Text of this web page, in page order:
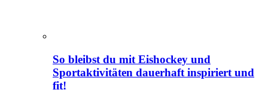
So bleibst du mit Eishockey und
Sportaktivitäten dauerhaft inspiriert und
fit!